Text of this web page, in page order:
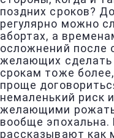
поздних сроков?
регулярно можно
абортах, а
осложнений после
желающих сделать
срокам тоже
проще
немаленький риск
желающими
вообще
рассказывают как